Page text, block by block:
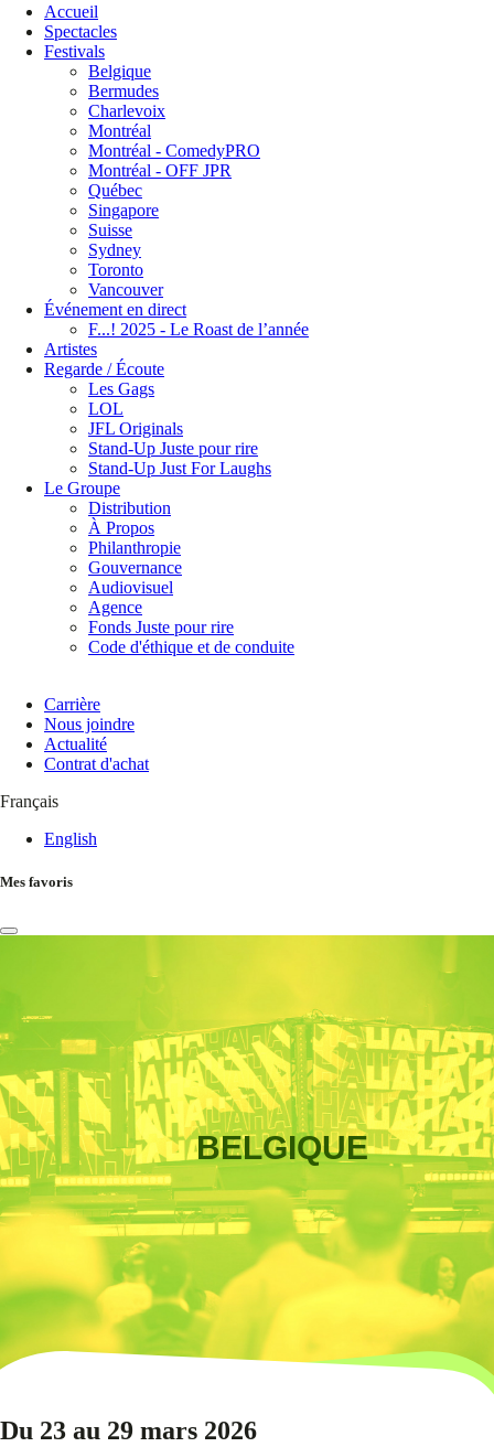
Accueil
Spectacles
Festivals
Belgique
Bermudes
Charlevoix
Montréal
Montréal - ComedyPRO
Montréal - OFF JPR
Québec
Singapore
Suisse
Sydney
Toronto
Vancouver
Événement en direct
F...! 2025 - Le Roast de l’année
Artistes
Regarde / Écoute
Les Gags
LOL
JFL Originals
Stand-Up Juste pour rire
Stand-Up Just For Laughs
Le Groupe
Distribution
À Propos
Philanthropie
Gouvernance
Audiovisuel
Agence
Fonds Juste pour rire
Code d'éthique et de conduite
Carrière
Nous joindre
Actualité
Contrat d'achat
Français
English
Mes favoris
BELGIQUE
Du 23 au 29 mars 2026